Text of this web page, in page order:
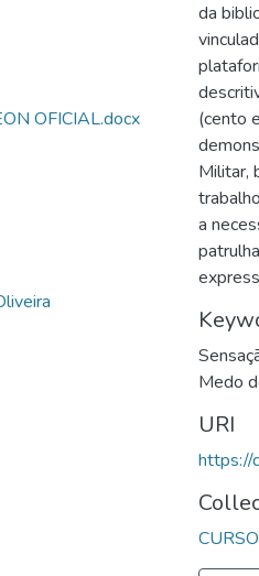
OFICIAL.docx
da
(cento
Militar,
a
Medo
URI
https://